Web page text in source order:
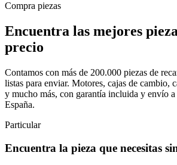
Compra piezas
Encuentra las mejores
precio
Contamos con más de 200.000 piezas de
listas para enviar. Motores, cajas de cambio,
y mucho más, con garantía incluida y envío
España.
Particular
Encuentra la pieza que necesitas